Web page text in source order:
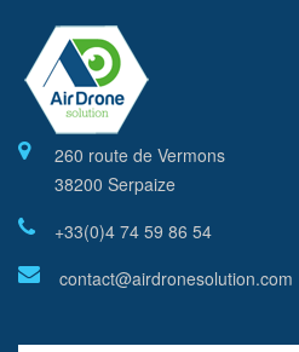
260 route de Vermons
38200 Serpaize
+33(0)4 74 59 86 54
contact@airdronesolution.com